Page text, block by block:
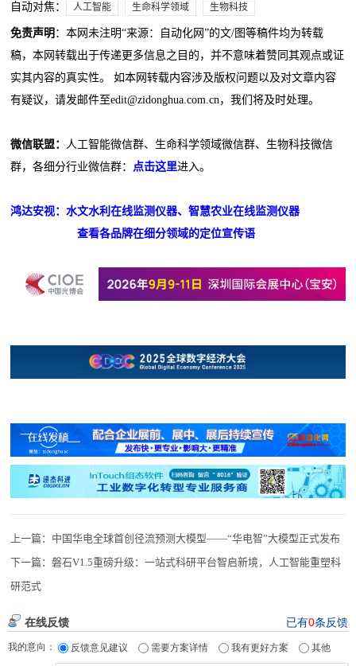
自动对焦： 人工智能 生命科学领域 生物科技
免责声明 ：本网未注明“来源：自动化网”的文/图等稿件均为转载
稿，本网转载出于传递更多信息之目的，并不意味着赞同其观点或证
实其内容的真实性。 如本网转载内容涉及版权问题以及对文章内容
有疑议，请发邮件至edit@zidonghua.com.cn，我们将及时处理。
微信联盟： 人工智能微信群、生命科学领域微信群、生物科技微信
群，各细分行业微信群： 点击这里进入。
鸿达安视：水文水利在线监测仪器、智慧农业在线监测仪器
查看各品牌在细分领域的定位宣传语
上一篇： 中国华电全球首创径流预测大模型——“华电智”大模型正式发布
下一篇：磐石V1.5重磅升级：一站式科研平台智启新境，人工智能重塑科
研范式